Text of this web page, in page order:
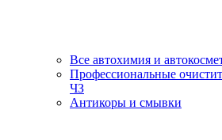
Все автохимия и
Профессиональные
ЧЗ
Антикоры и смывки